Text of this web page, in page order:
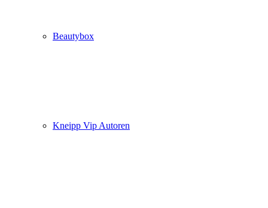
Beautybox
Kneipp Vip Autoren